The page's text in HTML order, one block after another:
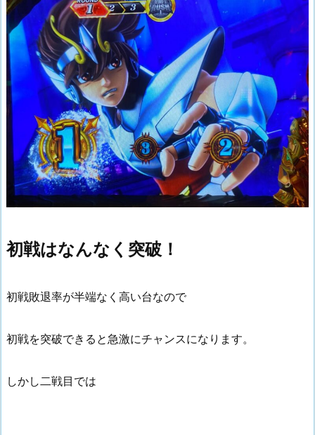
初戦はなんなく突破！
初戦敗退率が半端なく高い台なので
初戦を突破できると急激にチャンスになります。
しかし二戦目では